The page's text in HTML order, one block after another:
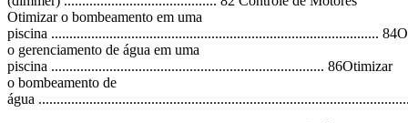
Otimizar o bombeamento em uma
piscina ..........................................................................................
o gerenciamento de água em uma
piscina ........................................................................... 86Otimizar
o bombeamento de
água